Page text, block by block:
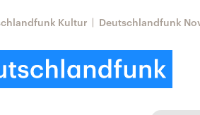
Kultur Deutschlandfunk